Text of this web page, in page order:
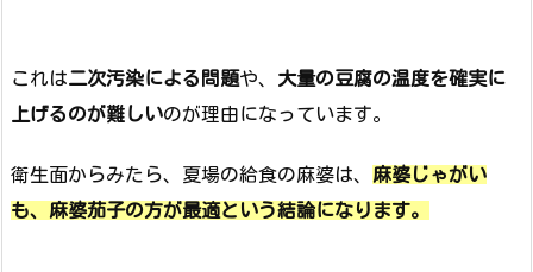
これは二次汚染による問題や、 大量の豆腐の温度を確実に
上げるのが難しいのが理由になっています。
衛生面からみたら、夏場の給食の麻婆は、 麻婆じゃがい
も、麻婆茄子の方が最適という結論になります。